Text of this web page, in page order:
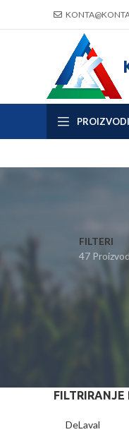
PROIZVODI
FILTERI
47
FILTRIRANJE
DeLaval